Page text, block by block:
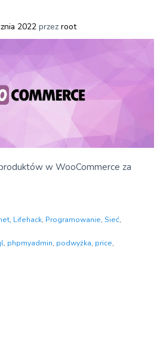
2022 przez root
w WooCommerce za
, Lifehack, Programowanie, Sieć,
, phpmyadmin, podwyżka, price,